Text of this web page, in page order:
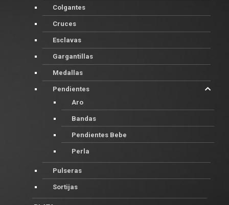
Colgantes
Cruces
Esclavas
Gargantillas
Medallas
Pendientes
Aro
Bandas
Pendientes Bebe
Perla
Pulseras
Sortijas